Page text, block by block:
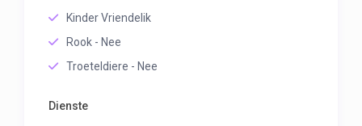
Kinder Vriendelik
Rook - Nee
Troeteldiere - Nee
Dienste